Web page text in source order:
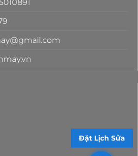
Đặt Lịch Sửa